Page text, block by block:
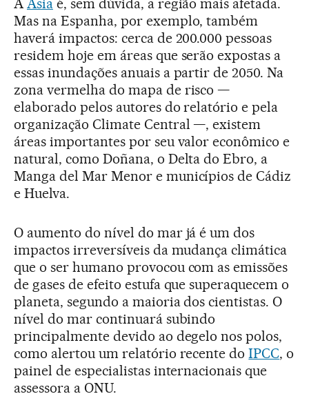
AÁsiaé, sem dúvida, a região mais afetada.
Mas na Espanha, por exemplo, também
haverá impactos: cerca de 200.000 pessoas
residem hoje em áreas que serão expostas a
essas inundações anuais a partir de 2050. Na
zona vermelha do mapa de risco —
elaborado pelos autores do relatório e pela
organização Climate Central —, existem
áreas importantes por seu valor econômico e
natural, como Doñana, o Delta do Ebro, a
Manga del Mar Menor e municípios de Cádiz
e Huelva.
O aumento do nível do mar já é um dos
impactos irreversíveis da mudança climática
que o ser humano provocou com as emissões
de gases de efeito estufa que superaquecem o
planeta, segundo a maioria dos cientistas. O
nível do mar continuará subindo
principalmente devido ao degelo nos polos,
como alertou um relatório recente doIPCC, o
painel de especialistas internacionais que
assessora a ONU.